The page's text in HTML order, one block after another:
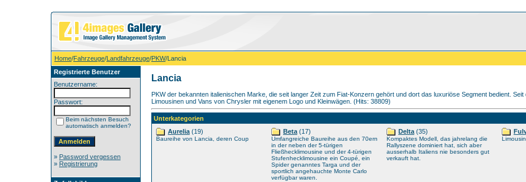
Home/Fahrzeuge/Landfahrzeuge/PKW/Lancia
Registrierte Benutzer
Benutzername:
Passwort:
Beim nächsten Besuch
automatisch anmelden?
» Password vergessen
» Registrierung
Lancia
PKW der bekannten italienischen Marke, die seit langer Zeit zum Fiat-Konzern gehört und dort das luxuriöse Segment bedient.
Limousinen und Vans von Chrysler mit eigenem Logo und Kleinwägen. (Hits: 38809)
Unterkategorien
Aurelia (19)
Baureihe von Lancia, deren Coup
Beta (17)
Umfangreiche Baureihe aus den 70ern
in der neben der 5-türigen
Fließhecklimousine und der 4-türigen
Stufenhecklimousine ein Coupé, ein
Spider genanntes Targa und der
sportlich angehauchte Monte Carlo
verfügbar waren.
Delta (35)
Kompaktes Modell, das jahrelang die
Rallyszene dominiert hat, sich aber
ausserhalb Italiens nie besonders gut
verkauft hat.